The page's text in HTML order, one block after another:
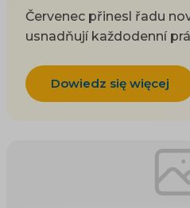
Červenec přinesl řadu
usnadňují každodenní
Dowiedz się więcej